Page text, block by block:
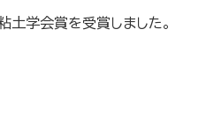
学会賞を受賞しました。